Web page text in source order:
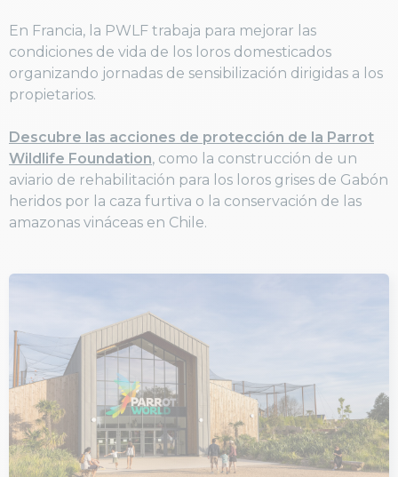
En Francia, la PWLF trabaja para mejorar las
condiciones de vida de los loros domesticados
organizando jornadas de sensibilización dirigidas a los
propietarios.
Descubre las acciones de protección de la Parrot
Wildlife Foundation, como la construcción de un
aviario de rehabilitación para los loros grises de Gabón
heridos por la caza furtiva o la conservación de las
amazonas vináceas en Chile.